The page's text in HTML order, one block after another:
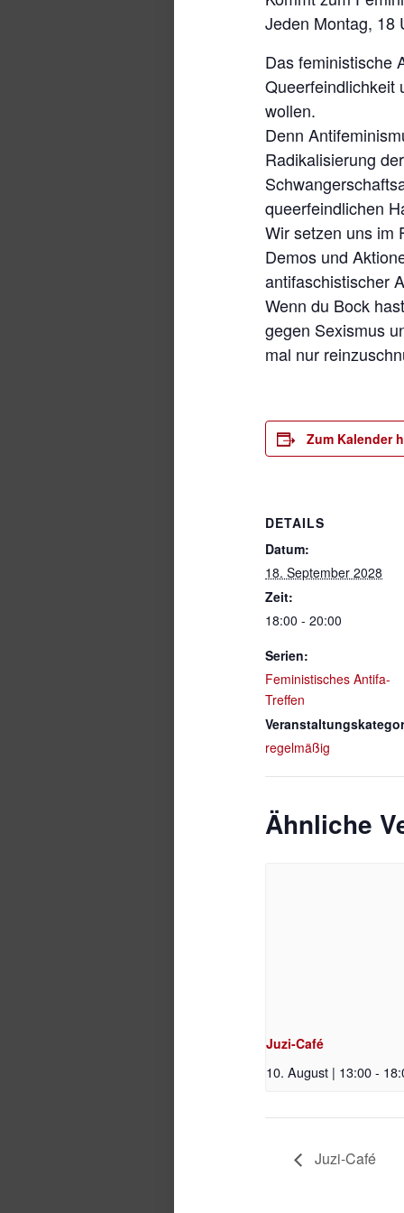
Jeden Montag, 18
Das feministische
Queerfeindlichkeit
wollen.
Denn
Radikalisierung
queerfeindlichen
Wir setzen uns im
Demos und
antifaschistischer
Wenn du Bock
gegen Sexismus
mal nur
Zum Kalender
DETAILS
Datum:
18. September 2028
Zeit:
18:00 - 20:00
Serien:
Feministisches Antifa-
Treffen
regelmäßig
Ähnliche
Juzi-Café
10. August | 13:00-
Juzi-Café